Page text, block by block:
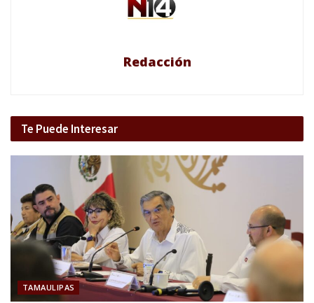
Redacción
Te Puede Interesar
TAMAULIPAS